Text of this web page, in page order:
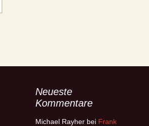
Neueste
Kommentare
Michael Rayher bei Frank